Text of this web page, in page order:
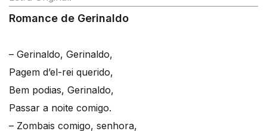
Romance de Gerinaldo
– Gerinaldo, Gerinaldo,
Pagem d’el-rei querido,
Bem podias, Gerinaldo,
Passar a noite comigo.
– Zombais comigo, senhora,